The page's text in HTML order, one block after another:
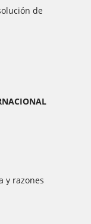
de
y razones